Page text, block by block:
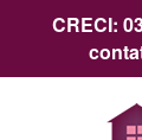
CRECI: